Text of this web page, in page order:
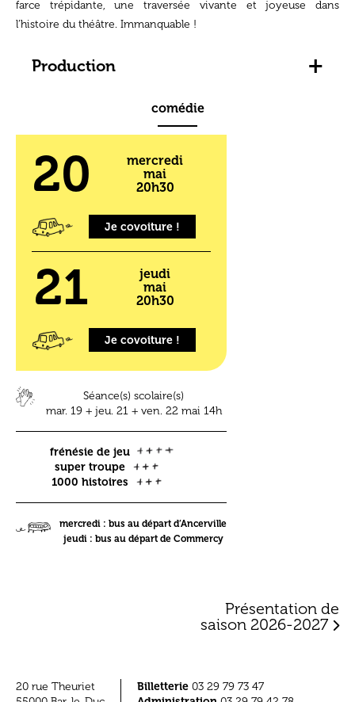
farce trépidante, une traversée vivante et joyeuse dans
l’histoire du théâtre. Immanquable !
Production +
comédie
20
mercredi
mai
20h30
Je covoiture !
21
jeudi
mai
20h30
Je covoiture !
Séance(s) scolaire(s)
mar. 19 + jeu. 21 + ven. 22 mai 14h
frénésie de jeu
super troupe
1000 histoires
mercredi : bus au départ d’Ancerville
jeudi : bus au départ de Commercy
Présentation de
saison 2026-2027
20 rue Theuriet
Billetterie 03 29 79 73 47